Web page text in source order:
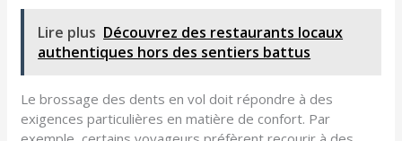
Lire plus Découvrez des restaurants locaux
authentiques hors des sentiers battus
Le brossage des dents en vol doit répondre à des
exigences particulières en matière de confort. Par